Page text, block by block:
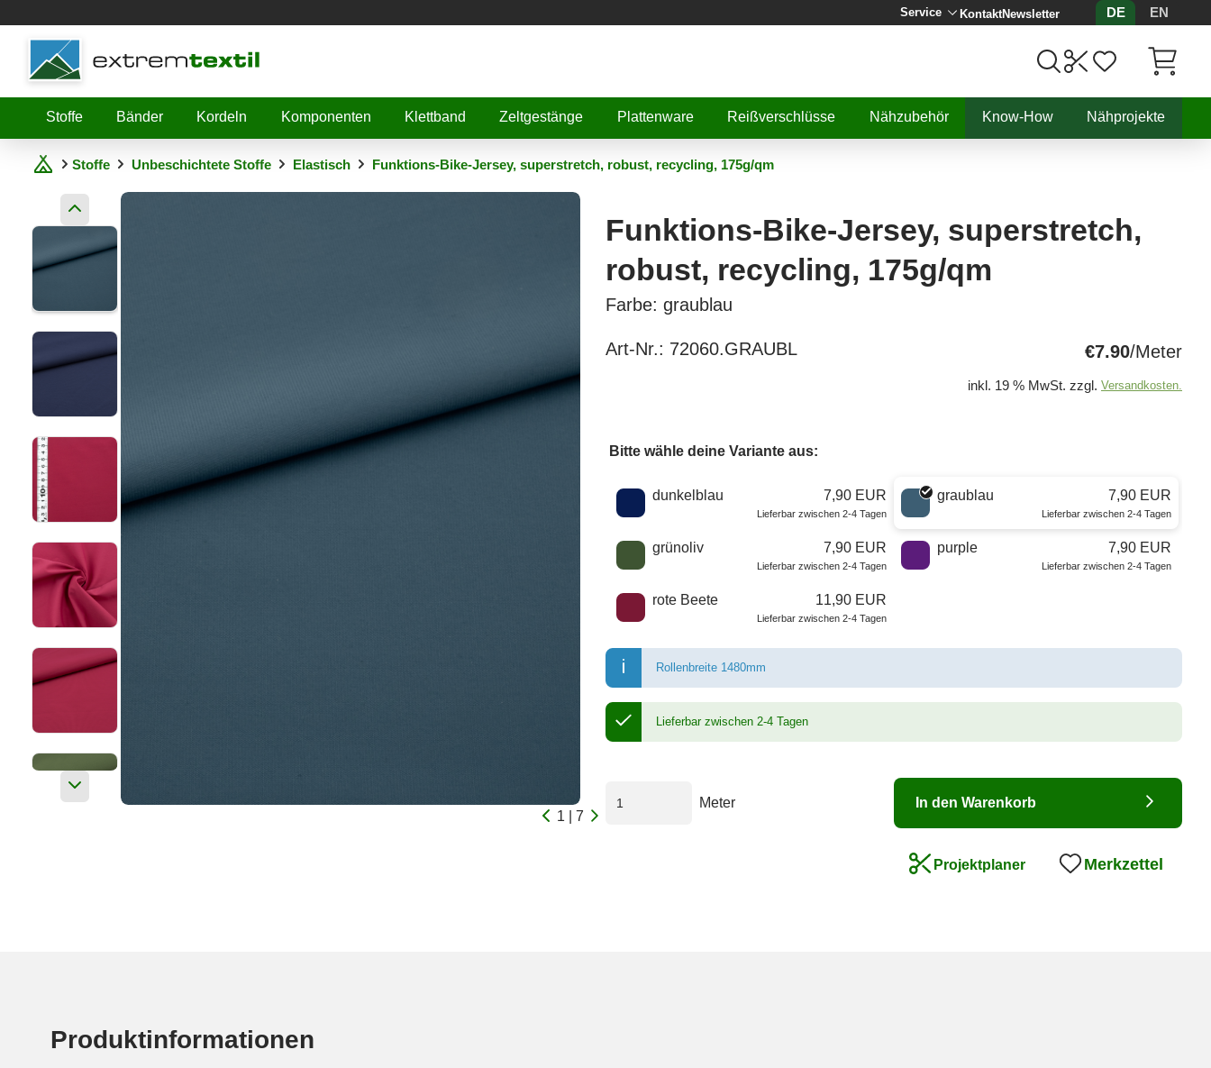
Service KontaktNewsletter DE
EN
Shopware
Stoffe
Bänder Kordeln Komponenten Klettband Zeltgestänge Plattenware Reißverschlüsse Nähzubehör Know-How Nähprojekte
Stoffe Unbeschichtete Stoffe Elastisch Funktions-Bike-Jersey, superstretch, robust, recycling, 175g/qm
1 | 7
Funktions-Bike-Jersey, superstretch,
robust, recycling, 175g/qm
Farbe: graublau
Art-Nr.: 72060.GRAUBL €7.90/Meter
inkl. 19 % MwSt. zzgl. Versandkosten.
Bitte wähle deine Variante aus:
Wähle eine Farbe
dunkelblau 7,90 EUR
Lieferbar zwischen 2-4 Tagen
graublau 7,90 EUR
Lieferbar zwischen 2-4 Tagen
grünoliv 7,90 EUR
Lieferbar zwischen 2-4 Tagen
purple 7,90 EUR
Lieferbar zwischen 2-4 Tagen
rote Beete 11,90 EUR
Lieferbar zwischen 2-4 Tagen
Rollenbreite 1480mm
Lieferbar zwischen 2-4 Tagen
Meter In den Warenkorb
Projektplaner Merkzettel
Produktinformationen